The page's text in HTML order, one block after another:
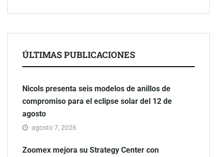
ÚLTIMAS PUBLICACIONES
Nicols presenta seis modelos de anillos de
compromiso para el eclipse solar del 12 de
agosto
agosto 7, 2026
Zoomex mejora su Strategy Center con